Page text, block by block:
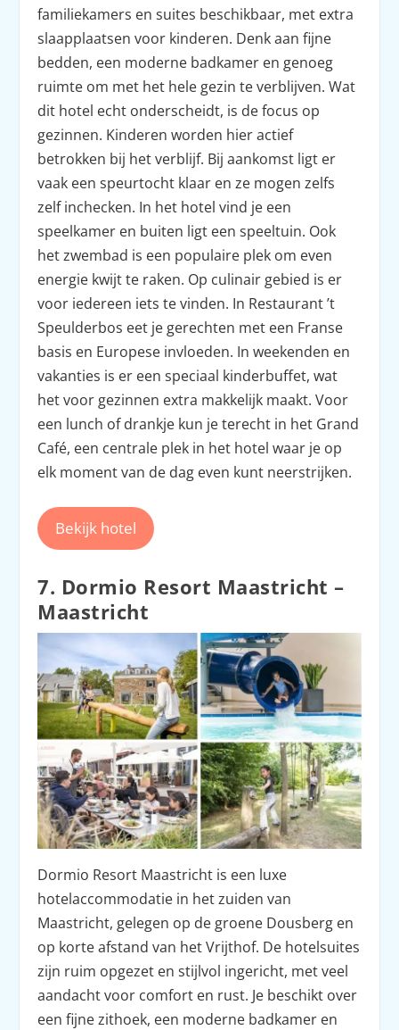
familiekamers en suites beschikbaar, met extra
slaapplaatsen voor kinderen. Denk aan fijne
bedden, een moderne badkamer en genoeg
ruimte om met het hele gezin te verblijven. Wat
dit hotel echt onderscheidt, is de focus op
gezinnen. Kinderen worden hier actief
betrokken bij het verblijf. Bij aankomst ligt er
vaak een speurtocht klaar en ze mogen zelfs
zelf inchecken. In het hotel vind je een
speelkamer en buiten ligt een speeltuin. Ook
het zwembad is een populaire plek om even
energie kwijt te raken. Op culinair gebied is er
voor iedereen iets te vinden. In Restaurant ’t
Speulderbos eet je gerechten met een Franse
basis en Europese invloeden. In weekenden en
vakanties is er een speciaal kinderbuffet, wat
het voor gezinnen extra makkelijk maakt. Voor
een lunch of drankje kun je terecht in het Grand
Café, een centrale plek in het hotel waar je op
elk moment van de dag even kunt neerstrijken.
Bekijk hotel
7. Dormio Resort Maastricht –
Maastricht
Dormio Resort Maastricht is een luxe
hotelaccommodatie in het zuiden van
Maastricht, gelegen op de groene Dousberg en
op korte afstand van het Vrijthof. De hotelsuites
zijn ruim opgezet en stijlvol ingericht, met veel
aandacht voor comfort en rust. Je beschikt over
een fijne zithoek, een moderne badkamer en